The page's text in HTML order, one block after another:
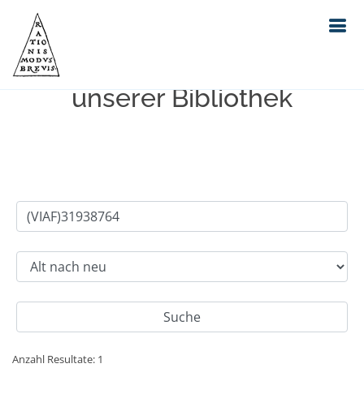
Einfache Suche im Bestand
unserer Bibliothek
Anzahl Resultate: 1